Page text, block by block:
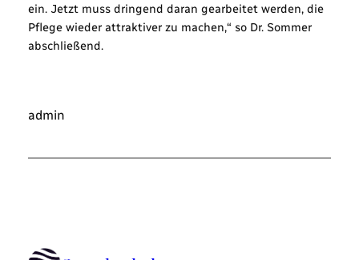
ein. Jetzt muss dringend daran gearbeitet werden, die
Pflege wieder attraktiver zu machen,“ so Dr. Sommer
abschließend.
admin